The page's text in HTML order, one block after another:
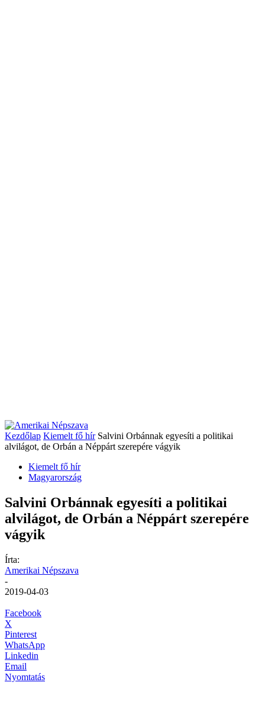
Kezdőlap Kiemelt fő hír Salvini Orbánnak egyesíti a politikai
alvilágot, de Orbán a Néppárt szerepére vágyik
Kiemelt fő hír
Magyarország
Salvini Orbánnak egyesíti a politikai
alvilágot, de Orbán a Néppárt szerepére
vágyik
Írta:
Amerikai Népszava
-
2019-04-03
Facebook
X
Pinterest
WhatsApp
Linkedin
Email
Nyomtatás